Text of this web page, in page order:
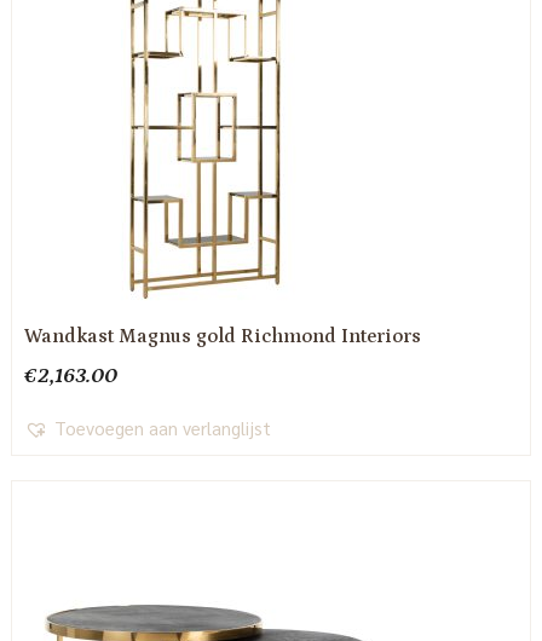
Wandkast Magnus gold Richmond Interiors
€2,163.00
Toevoegen aan verlanglijst